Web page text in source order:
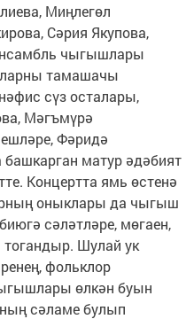
Миңлегөл
Сәрия Якупова,
чыгышлары
тамашачы
сүз осталары,
Мәгъмүрә
Фәридә
матур әдәбият
Концертта ямь өстенә
оныклары да чыгыш
сәләтләре, мөгаен,
Шулай ук
фольклор
өлкән буын
сәламе булып